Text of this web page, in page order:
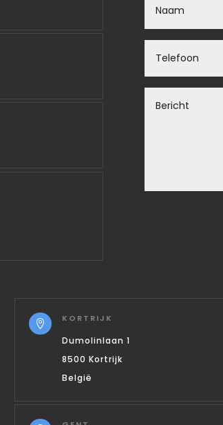
 KORTRIJK
Dumolinlaan 1
8500 Kortrijk
België